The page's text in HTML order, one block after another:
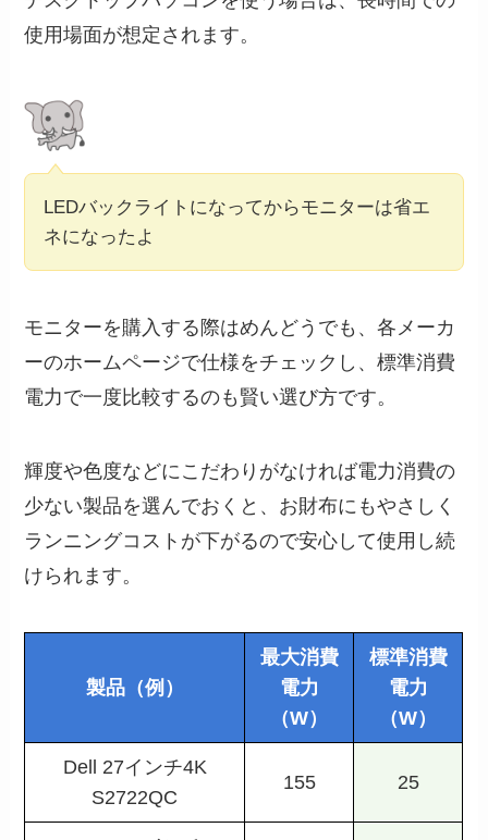
使用場面が想定されます。
LEDバックライトになってからモニターは省エ
ネになったよ
モニターを購入する際はめんどうでも、各メーカ
ーのホームページで仕様をチェックし、標準消費
電力で一度比較するのも賢い選び方です。
輝度や色度などにこだわりがなければ電力消費の
少ない製品を選んでおくと、お財布にもやさしく
ランニングコストが下がるので安心して使用し続
けられます。
製品（例）
最大消費
電力
（W）
標準消費
電力
（W）
Dell 27インチ4K
S2722QC
155 25